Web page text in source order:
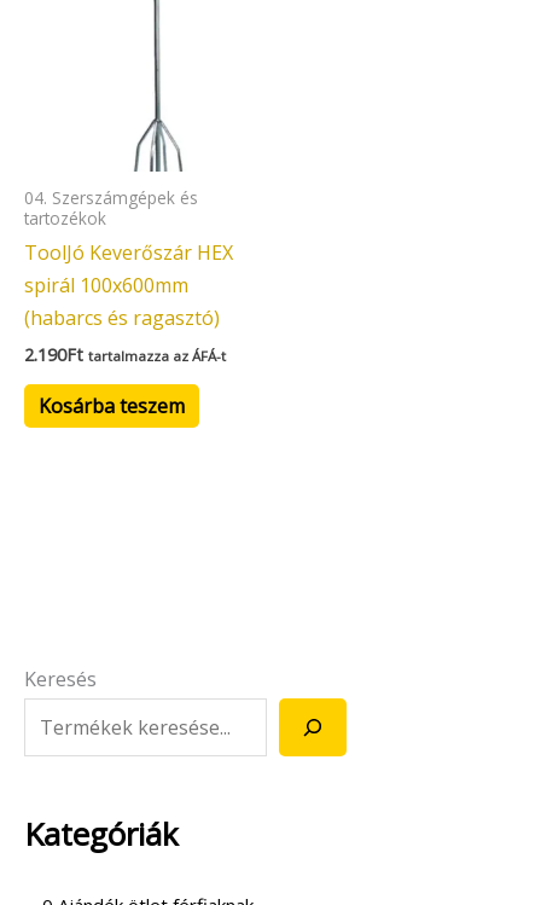
Keresés
Kategóriák
04. Szerszámgépek és
tartozékok
ToolJó Keverőszár HEX
spirál 100x600mm
(habarcs és ragasztó)
2.190Ft tartalmazza az ÁFÁ-t
Kosárba teszem